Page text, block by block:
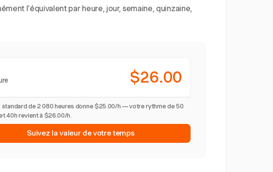
l'équivalent par heure, jour, semaine, quinzaine,
$26.00
standard de 2 080 heures donne $25.00/h — votre rythme de 50
40h revient à $26.00/h.
Suivez la valeur de votre temps